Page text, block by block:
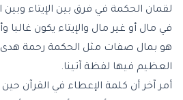
لقمان الحكمة في فرق بين الإيتاء
في مال أو غير مال والإيتاء يكون غالبا
هو بمال صفات مثل الحكمة رحمة هدى
العظيم فيها لفظة آتينا.
أمر آخر أن كلمة الإعطاء في القرآن حين